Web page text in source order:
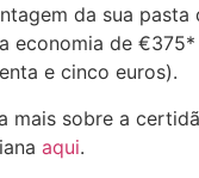
da sua pasta
economia de
e cinco euros).
mais sobre a
aqui.